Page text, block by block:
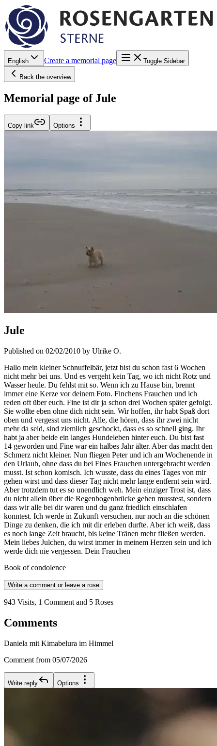
English Create a memorial page Toggle Sidebar
Back the overview
Memorial page of Jule
Copy link Options
Jule
Published on 02/02/2010 by Ulrike O.
Hallo mein kleiner Schnuffelbär, jetzt bist du schon fast 6 Wochen
nicht mehr bei uns. Und es vergeht kein Tag, wo ich nicht Rotz und
Wasser heule. Du fehlst mit so. Wenn ich zu Hause bin, brennt
immer eine Kerze vor deinem Foto. Finchens Frauchen und ich
reden oft über euch. Fine ist dir ja schon drei Wochen später gefolgt.
Sie wollte eben ohne dich nicht sein. Wir hoffen, ihr habt Spaß dort
oben und vergesst uns nicht. Alle, die hören, dass ihr zwei nicht
mehr da seid, sind ziemlich geschockt, dass es so schnell ging. Ihr
habt ja aber beide ein langes Hundeleben hinter euch. Du bist fast
14 geworden und Fine war ein halbes Jahr älter. Aber das macht den
Schmerz nicht kleiner. Nun fliegen Peter und ich am Wochenende in
den Urlaub, ohne dass du bei Fines Frauchen untergebracht werden
musst. Ist schon komisch. Ich wusste, dass du eines Tages von mir
gehen wirst und dass dieser Tag nicht mehr lange entfernt sein wird.
Aber trotzdem tut es so unendlich weh. Mein einziger Trost ist, dass
du nicht allein über die Regenbogenbrücke gehen musstest, sondern
dass wir alle bei dir waren und du ganz friedlich einschlafen
konntest. Ich werde in Zukunft versuchen, nur noch an die schönen
Dinge zu denken, die ich mit dir erleben durfte. Aber ich weiß, dass
es noch lange Zeit braucht, bis keine Tränen mehr fließen werden.
Mein liebes Julchen, du wirst immer in meinem Herzen sein und ich
werde dich nie vergessen. Dein Frauchen
Book of condolence
Write a comment or leave a rose
943 Visits, 1 Comment and 5 Roses
Comments
Daniela mit Kimabelura im Himmel
Comment from 05/07/2026
Write reply Options